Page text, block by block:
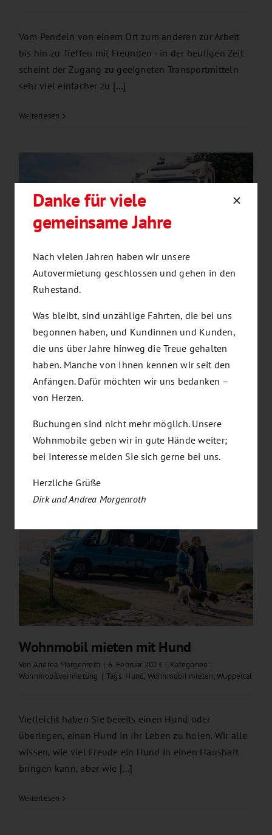
Vom Pendeln von einem Ort zum anderen zur Arbeit
bis hin zu Treffen mit Freunden - in der heutigen Zeit
scheint der Zugang zu geeigneten Transportmitteln
sehr viel einfacher zu [...]
Weiterlesen
Andrea Morgenroth 12. März 2023
Kategorien:
Wohnmobilvermietung
Immer mehr Menschen ziehen es vor, einen Urlaub mit
dem Wohnmobil zu planen. Es ist einfach, in die Berge,
Weiterlesen
Wohnmobil mieten mit Hund
Von Andrea Morgenroth | 6. Februar 2023 | Kategorien:
Wohnmobilvermietung | Tags: Hund, Wohnmobil mieten,Wuppertal
Vielleicht haben Sie bereits einen Hund oder
überlegen, einen Hund in Ihr Leben zu holen. Wir alle
wissen, wie viel Freude ein Hund in einen Haushalt
bringen kann, aber wie [...]
Weiterlesen
Danke für viele
gemeinsame Jahre
Nach vielen Jahren haben wir unsere
Autovermietung geschlossen und gehen in den
Ruhestand.
Was bleibt, sind unzählige Fahrten, die bei uns
begonnen haben, und Kundinnen und Kunden,
die uns über Jahre hinweg die Treue gehalten
haben. Manche von Ihnen kennen wir seit den
Anfängen. Dafür möchten wir uns bedanken –
von Herzen.
Buchungen sind nicht mehr möglich. Unsere
Wohnmobile geben wir in gute Hände weiter;
bei Interesse melden Sie sich gerne bei uns.
Herzliche Grüße
Dirk und Andrea Morgenroth